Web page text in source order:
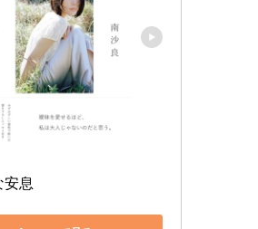
安息